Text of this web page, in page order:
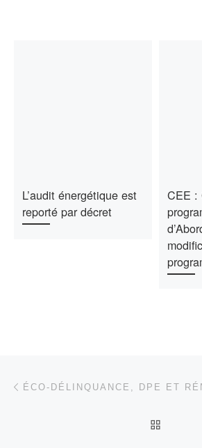
L’audit énergétique est
reporté par décret
CEE :
Post navigation